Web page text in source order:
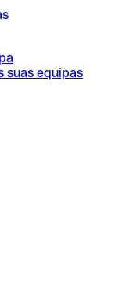
suas equipas